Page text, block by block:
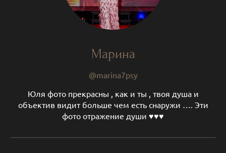
Марина
@marina7psy
Юля фото прекрасны , как и ты , твоя душа и
объектив видит больше чем есть снаружи …. Эти
фото отражение души ♥️♥️♥️